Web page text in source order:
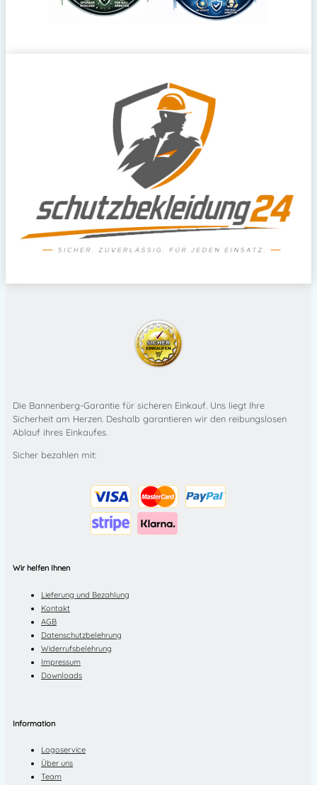
Die Bannenberg-Garantie für sicheren Einkauf. Uns liegt Ihre
Sicherheit am Herzen. Deshalb garantieren wir den reibungslosen
Ablauf ihres Einkaufes.
Sicher bezahlen mit:
Wir helfen Ihnen
Lieferung und Bezahlung
Kontakt
AGB
Datenschutzbelehrung
Widerrufsbelehrung
Impressum
Downloads
Information
Logoservice
Über uns
Team